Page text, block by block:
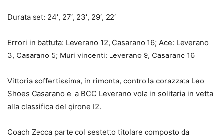
Durata set: 24′, 27′, 23′, 29′, 22′
Errori in battuta: Leverano 12, Casarano 16; Ace: Leverano
3, Casarano 5; Muri vincenti: Leverano 9, Casarano 16
Vittoria soffertissima, in rimonta, contro la corazzata Leo
Shoes Casarano e la BCC Leverano vola in solitaria in vetta
alla classifica del girone I2.
Coach Zecca parte col sestetto titolare composto da